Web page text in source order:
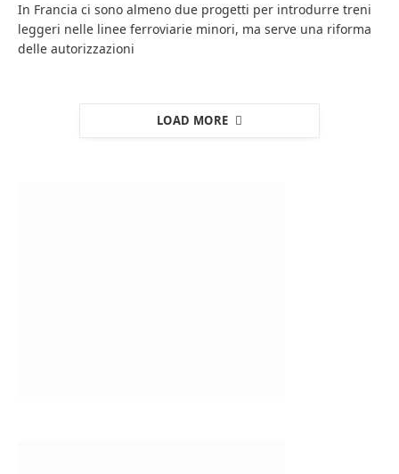
In Francia ci sono almeno due progetti per introdurre treni
leggeri nelle linee ferroviarie minori, ma serve una riforma
delle autorizzazioni
LOAD MORE